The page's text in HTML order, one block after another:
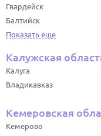
Гвардейск
Балтийск
Показать еще
Калужская
Калуга
Владикавказ
Кемеровская
Кемерово